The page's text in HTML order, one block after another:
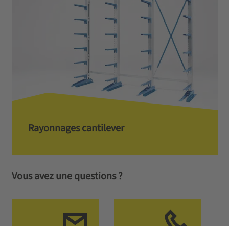
Rayonnages cantilever
Vous avez une questions ?